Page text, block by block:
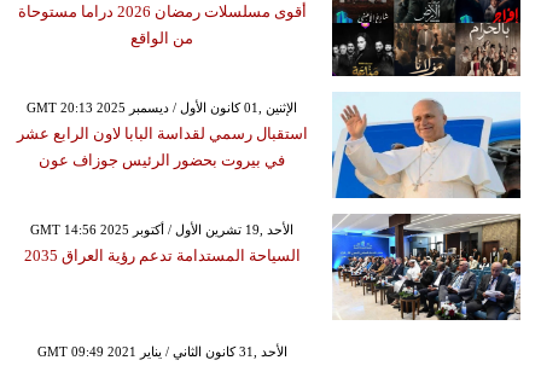
أقوى مسلسلات رمضان 2026 دراما مستوحاة
من الواقع
GMT 20:13 2025 الإثنين ,01 كانون الأول / ديسمبر
استقبال رسمي لقداسة البابا لاون الرابع عشر
في بيروت بحضور الرئيس جوزاف عون
GMT 14:56 2025 الأحد ,19 تشرين الأول / أكتوبر
السياحة المستدامة تدعم رؤية العراق 2035
GMT 09:49 2021 الأحد ,31 كانون الثاني / يناير